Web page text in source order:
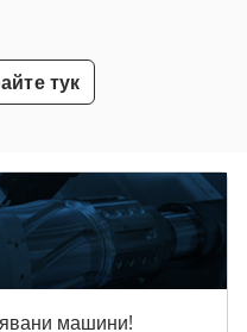
тук
машини!